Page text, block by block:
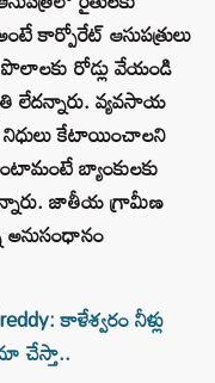
కార్పోరేట్ ఆసుపత్రులు
పొలాలకు రోడ్లు వేయండి
లేదన్నారు. వ్యవసాయ
నిధులు కేటాయించాలని
బ్యాంకులకు
జాతీయ గ్రామీణ
కాళేశ్వరం నీళ్లు
చేస్తా..